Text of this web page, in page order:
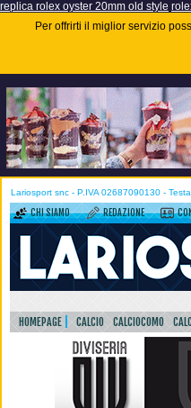
replica rolex oyster 20mm old style
Per offrirti il miglior servizio
Lariosport snc - P.IVA 02687090130 -
CHI SIAMO REDAZIONE
HOMEPAGE CALCIO CALCIOCOMO